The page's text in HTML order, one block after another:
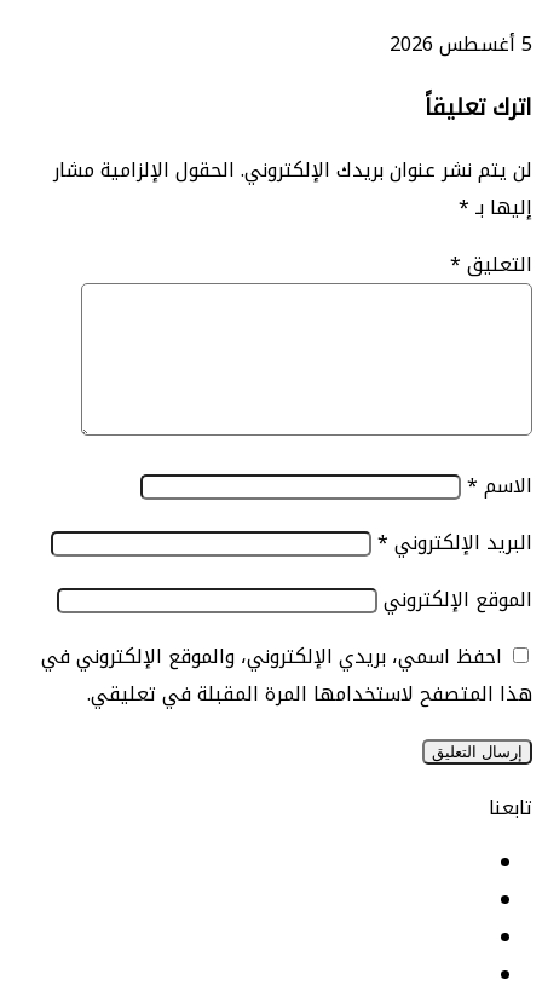
عنوان بريدك الإلكتروني.الحقول الإلزامية مشار
*
*
*
اسمي، بريدي الإلكتروني، والموقع الإلكتروني في
لاستخدامها المرة المقبلة في تعليقي.